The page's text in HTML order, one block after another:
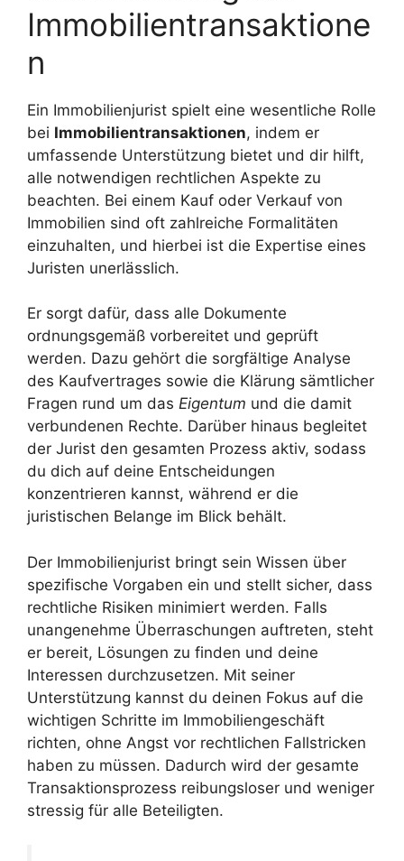
Immobilientransaktione
n
Ein Immobilienjurist spielt eine wesentliche Rolle
bei Immobilientransaktionen, indem er
umfassende Unterstützung bietet und dir hilft,
alle notwendigen rechtlichen Aspekte zu
beachten. Bei einem Kauf oder Verkauf von
Immobilien sind oft zahlreiche Formalitäten
einzuhalten, und hierbei ist die Expertise eines
Juristen unerlässlich.
Er sorgt dafür, dass alle Dokumente
ordnungsgemäß vorbereitet und geprüft
werden. Dazu gehört die sorgfältige Analyse
des Kaufvertrages sowie die Klärung sämtlicher
Fragen rund um das Eigentum und die damit
verbundenen Rechte. Darüber hinaus begleitet
der Jurist den gesamten Prozess aktiv, sodass
du dich auf deine Entscheidungen
konzentrieren kannst, während er die
juristischen Belange im Blick behält.
Der Immobilienjurist bringt sein Wissen über
spezifische Vorgaben ein und stellt sicher, dass
rechtliche Risiken minimiert werden. Falls
unangenehme Überraschungen auftreten, steht
er bereit, Lösungen zu finden und deine
Interessen durchzusetzen. Mit seiner
Unterstützung kannst du deinen Fokus auf die
wichtigen Schritte im Immobiliengeschäft
richten, ohne Angst vor rechtlichen Fallstricken
haben zu müssen. Dadurch wird der gesamte
Transaktionsprozess reibungsloser und weniger
stressig für alle Beteiligten.